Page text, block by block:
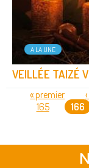
A LA UNE
VEILLÉE TAIZÉ
PAGES
« premier
165
166